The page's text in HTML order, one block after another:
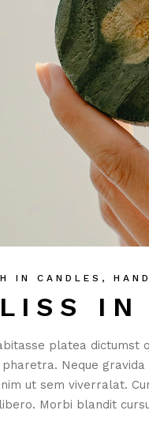
IN
IN CANDLES ,
platea dictumst
pharetra. Neque
ut sem viverralat.
Morbi blandit